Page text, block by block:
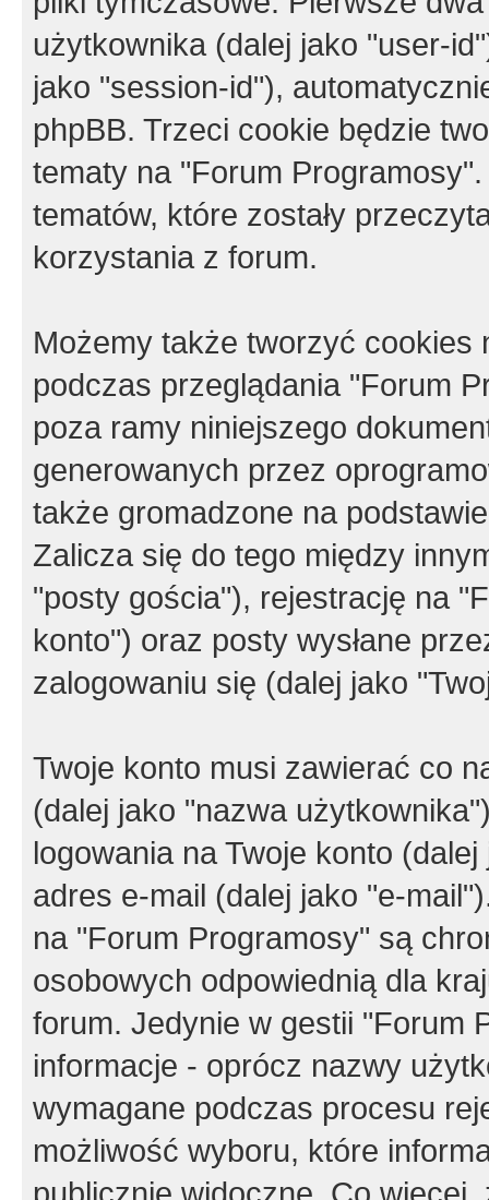
użytkownika (dalej jako "user-
jako "session-id"),
phpBB. Trzeci cookie będzie
tematy na "Forum
tematów, które zostały
korzystania z forum.
Możemy także tworzyć cookies
podczas przeglądania "Forum
poza ramy niniejszego
generowanych przez
także gromadzone na
Zalicza się do tego między
"posty gościa"), rejestrację na
konto") oraz posty wysłane
zalogowaniu się (dalej jako
Twoje konto musi zawierać co
(dalej jako "nazwa
logowania na Twoje konto
adres e-mail (dalej jako "e-
na "Forum Programosy" są
osobowych odpowiednią dla
forum. Jedynie w gestii "Forum
informacje - oprócz nazwy
wymagane podczas procesu
możliwość wyboru, które